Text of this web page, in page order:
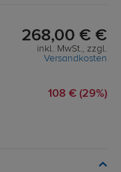
268,00 € €
inkl. MwSt., zzgl.
Versandkosten
108 € (29%)